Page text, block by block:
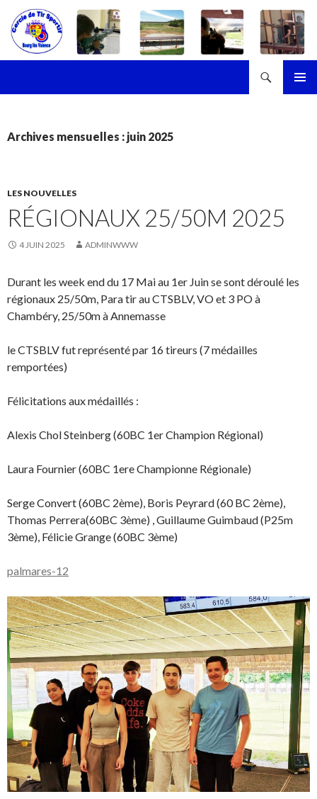
Archives mensuelles : juin 2025
LES NOUVELLES
RÉGIONAUX 25/50M 2025
4 JUIN 2025 ADMINWWW
Durant les week end du 17 Mai au 1er Juin se sont déroulé les
régionaux 25/50m, Para tir au CTSBLV, VO et 3 PO à
Chambéry, 25/50m à Annemasse
le CTSBLV fut représenté par 16 tireurs (7 médailles
remportées)
Félicitations aux médaillés :
Alexis Chol Steinberg (60BC 1er Champion Régional)
Laura Fournier (60BC 1ere Championne Régionale)
Serge Convert (60BC 2ème), Boris Peyrard (60 BC 2ème),
Thomas Perrera(60BC 3ème) , Guillaume Guimbaud (P25m
3ème), Félicie Grange (60BC 3ème)
palmares-12